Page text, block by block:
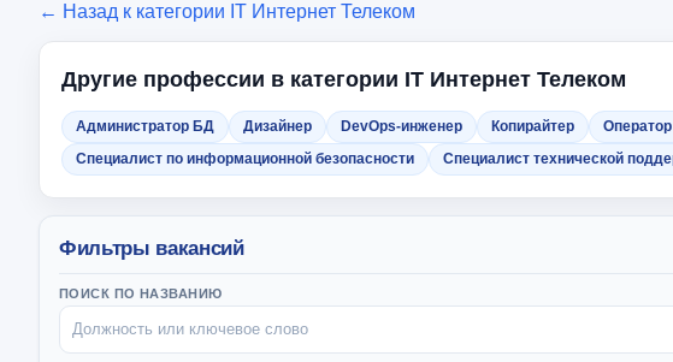
← Назад к категории IT Интернет Телеком
Другие профессии в категории IT Интернет Телеком
Администратор БД Дизайнер DevOps-инженер Копирайтер
Специалист по информационной безопасности
Специалист технической
Фильтры вакансий
ПОИСК ПО НАЗВАНИЮ